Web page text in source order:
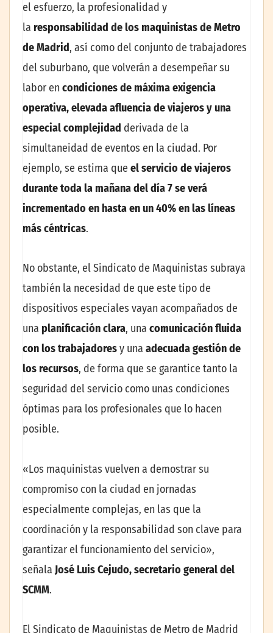
el esfuerzo, la profesionalidad y
la responsabilidad de los maquinistas de Metro
de Madrid, así como del conjunto de trabajadores
del suburbano, que volverán a desempeñar su
labor en condiciones de máxima exigencia
operativa, elevada afluencia de viajeros y una
especial complejidad derivada de la
simultaneidad de eventos en la ciudad. Por
ejemplo, se estima que el servicio de viajeros
durante toda la mañana del día 7 se verá
incrementado en hasta en un 40% en las líneas
más céntricas.
No obstante, el Sindicato de Maquinistas subraya
también la necesidad de que este tipo de
dispositivos especiales vayan acompañados de
una planificación clara, una comunicación fluida
con los trabajadoresy una adecuada gestión de
los recursos, de forma que se garantice tanto la
seguridad del servicio como unas condiciones
óptimas para los profesionales que lo hacen
posible.
«Los maquinistas vuelven a demostrar su
compromiso con la ciudad en jornadas
especialmente complejas, en las que la
coordinación y la responsabilidad son clave para
garantizar el funcionamiento del servicio»,
señala José Luis Cejudo, secretario general del
SCMM.
El Sindicato de Maquinistas de Metro de Madrid